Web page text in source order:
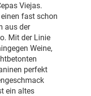
Viejas.
fast schon
aus der
Mit der Linie
Weine,
perfekt
ein altes